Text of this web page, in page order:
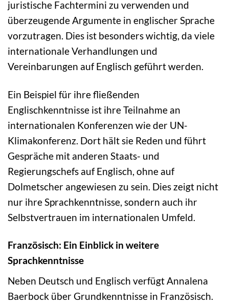
juristische Fachtermini zu verwenden und
überzeugende Argumente in englischer Sprache
vorzutragen. Dies ist besonders wichtig, da viele
internationale Verhandlungen und
Vereinbarungen auf Englisch geführt werden.
Ein Beispiel für ihre fließenden
Englischkenntnisse ist ihre Teilnahme an
internationalen Konferenzen wie der UN-
Klimakonferenz. Dort hält sie Reden und führt
Gespräche mit anderen Staats- und
Regierungschefs auf Englisch, ohne auf
Dolmetscher angewiesen zu sein. Dies zeigt nicht
nur ihre Sprachkenntnisse, sondern auch ihr
Selbstvertrauen im internationalen Umfeld.
Französisch: Ein Einblick in weitere
Sprachkenntnisse
Neben Deutsch und Englisch verfügt Annalena
Baerbock über Grundkenntnisse in Französisch.